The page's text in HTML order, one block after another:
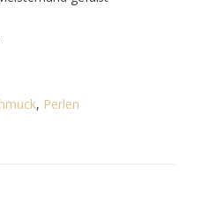
, Perlen